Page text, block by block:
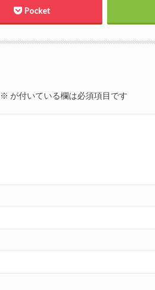
Pocket
※ が付いている欄は必須項目です